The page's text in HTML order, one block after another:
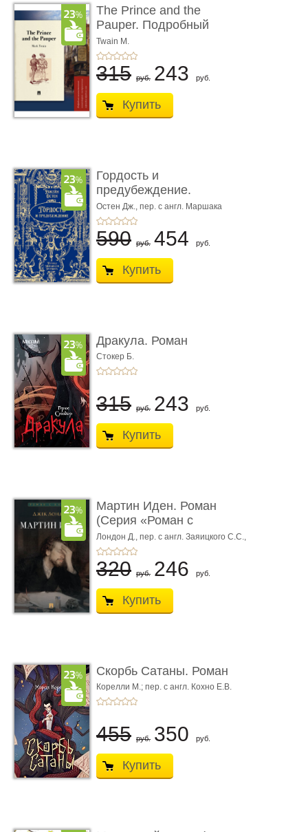
The Prince and the
Pauper. Подробный
лингвистический комм
...
Twain M.
315 руб. 243 руб.
Купить
Гордость и
предубеждение.
Роман. Подарочное из
...
Остен Дж., пер. с англ. Маршака
И.С.
590 руб. 454 руб.
Купить
Дракула. Роман
Стокер Б.
315 руб. 243 руб.
Купить
Мартин Иден. Роман
(Серия «Роман с
книгой»)
Лондон Д., пер. с англ. Заяицкого С.С.,
худож. Романова Е.А.
320 руб. 246 руб.
Купить
Скорбь Сатаны. Роман
Корелли М.; пер. с англ. Кохно Е.В.
455 руб. 350 руб.
Купить